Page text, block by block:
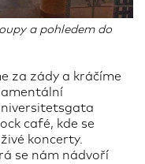
a pohledem do
za zády a kráčíme
café, kde se
koncerty.
se nám nádvoří